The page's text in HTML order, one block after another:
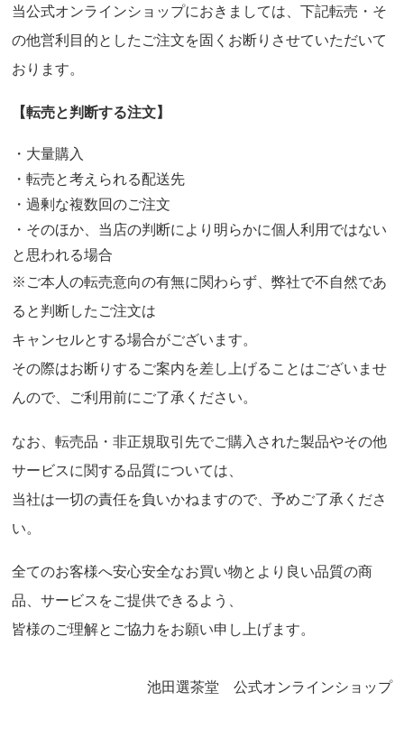
当公式オンラインショップにおきましては、下記転売・そ
の他営利目的としたご注文を固くお断りさせていただいて
おります。
【転売と判断する注文】
・大量購入
・転売と考えられる配送先
・過剰な複数回のご注文
・そのほか、当店の判断により明らかに個人利用ではない
と思われる場合
※ご本人の転売意向の有無に関わらず、弊社で不自然であ
ると判断したご注文は
キャンセルとする場合がございます。
その際はお断りするご案内を差し上げることはございませ
んので、ご利用前にご了承ください。
なお、転売品・非正規取引先でご購入された製品やその他
サービスに関する品質については、
当社は一切の責任を負いかねますので、予めご了承くださ
い。
全てのお客様へ安心安全なお買い物とより良い品質の商
品、サービスをご提供できるよう、
皆様のご理解とご協力をお願い申し上げます。
池田選茶堂 公式オンラインショップ